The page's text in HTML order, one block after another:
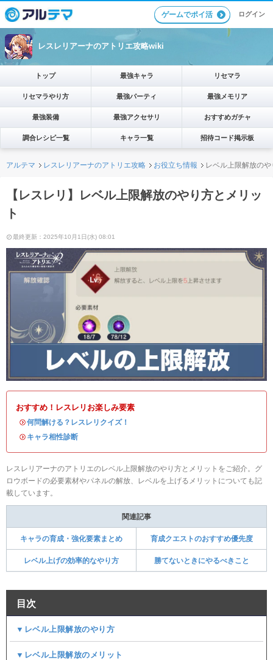
ゲームでポイ活 ログイン
レスレリアーナのアトリエ攻略wiki
トップ 最強キャラ リセマラ
リセマラやり方 最強パーティ 最強メモリア
最強装備 最強アクセサリ おすすめガチャ
調合レシピ一覧 キャラ一覧 招待コード掲示板
アルテマ レスレリアーナのアトリエ攻略 お役立ち情報 レベル上限解放の
【レスレリ】レベル上限解放のやり方とメリッ
ト
最終更新：2025年10月1日(水) 08:01
おすすめ！レスレリお楽しみ要素
・何問解ける？レスレリクイズ！
・ キャラ相性診断
レスレリアーナのアトリエのレベル上限解放のやり方とメリットをご紹介。グ
ロウボードの必要素材やパネルの解放、レベルを上げるメリットについても記
載しています。
関連記事
キャラの育成・強化要素まとめ 育成クエストのおすすめ優先度
レベル上げの効率的なやり方 勝てないときにやるべきこと
目次
▼レベル上限解放のやり方
▼レベル上限解放のメリット